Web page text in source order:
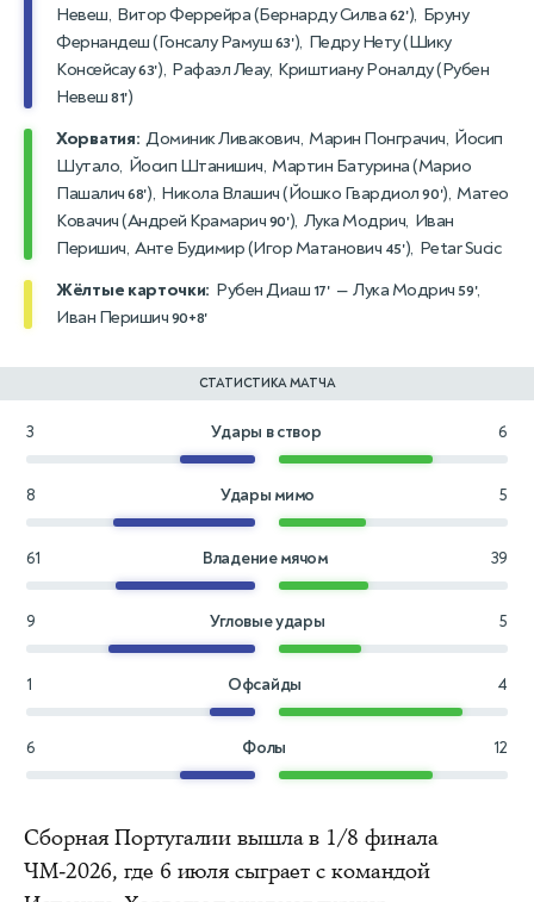
Невеш, Витор Феррейра (Бернарду Силва62'), Бруну
Фернандеш (Гонсалу Рамуш63'), Педру Нету (Шику
Консейсау63'), Рафаэл Леау, Криштиану Роналду (Рубен
Невеш81')
Хорватия: Доминик Ливакович, Марин Понграчич, Йосип
Шутало, Йосип Штанишич, Мартин Батурина (Марио
Пашалич68'), Никола Влашич (Йошко Гвардиол90'), Матео
Ковачич (Андрей Крамарич90'), Лука Модрич, Иван
Перишич, Анте Будимир (Игор Матанович 45'), Petar Sucic
Жёлтые карточки: Рубен Диаш17'— Лука Модрич59',
Иван Перишич90+8'
СТАТИСТИКА МАТЧА
3 Удары в створ 6
8 Удары мимо 5
61 Владение мячом 39
9 Угловые удары 5
1 Офсайды 4
6 Фолы 12
Сборная Португалии вышла в 1/8 финала
ЧМ-2026, где 6 июля сыграет с командой